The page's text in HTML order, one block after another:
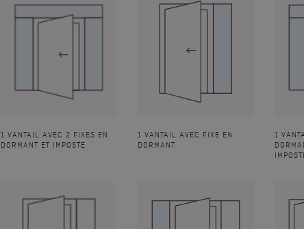
1 VANTAIL AVEC 2 FIXES EN
DORMANT ET IMPOSTE
1 VANTAIL AVEC FIXE EN
DORMANT
1